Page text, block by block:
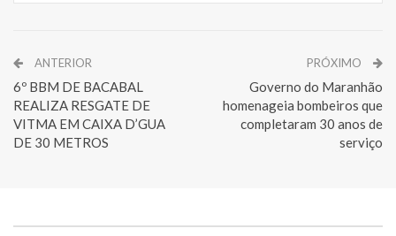
ANTERIOR
6º BBM DE BACABAL
REALIZA RESGATE DE
VITMA EM CAIXA D’GUA
DE 30 METROS
PRÓXIMO
Governo do Maranhão
homenageia bombeiros que
completaram 30 anos de
serviço